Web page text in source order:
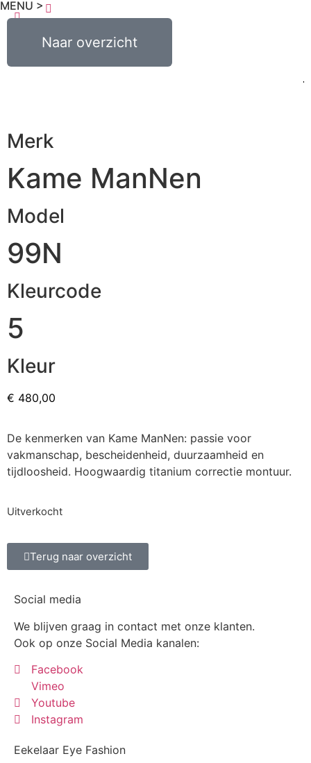
MENU >
Naar overzicht
0,00 0
Merk
Kame ManNen
Model
99N
Kleurcode
5
Kleur
€ 480,00
De kenmerken van Kame ManNen: passie voor
vakmanschap, bescheidenheid, duurzaamheid en
tijdloosheid. Hoogwaardig titanium correctie montuur.
Uitverkocht
Terug naar overzicht
Social media
We blijven graag in contact met onze klanten.
Ook op onze Social Media kanalen:
Facebook
Vimeo
Youtube
Instagram
Eekelaar Eye Fashion